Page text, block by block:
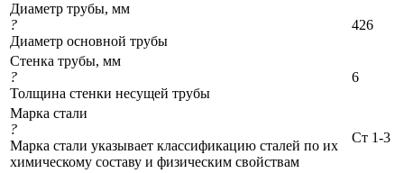
Диаметр трубы, мм
?
Диаметр основной трубы
426
Стенка трубы, мм
?
Толщина стенки несущей трубы
6
Марка стали
?
Марка стали указывает классификацию сталей по их
химическому составу и физическим свойствам
Ст 1-3